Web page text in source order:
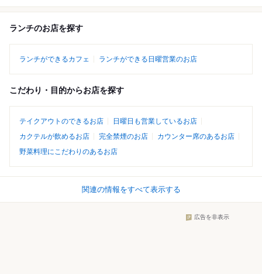
ランチのお店を探す
ランチができるカフェ ランチができる日曜営業のお店
こだわり・目的からお店を探す
テイクアウトのできるお店
日曜日も営業しているお店
カクテルが飲めるお店
完全禁煙のお店
カウンター席のあるお店
野菜料理にこだわりのあるお店
関連の情報をすべて表示する
広告を非表示